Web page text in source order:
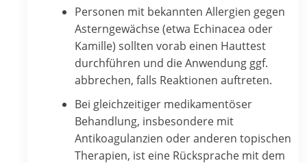
Personen mit bekannten Allergien gegen
Asterngewächse (etwa Echinacea oder
Kamille) sollten vorab einen Hauttest
durchführen und die Anwendung ggf.
abbrechen, falls Reaktionen auftreten.
Bei gleichzeitiger medikamentöser
Behandlung, insbesondere mit
Antikoagulanzien oder anderen topischen
Therapien, ist eine Rücksprache mit dem